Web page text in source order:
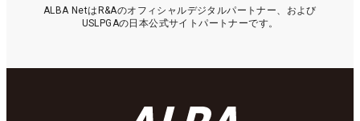
ALBA NetはR&Aのオフィシャルデジタルパートナー、および
USLPGAの日本公式サイトパートナーです。